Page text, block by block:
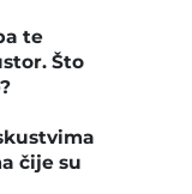
te
Što
čije su